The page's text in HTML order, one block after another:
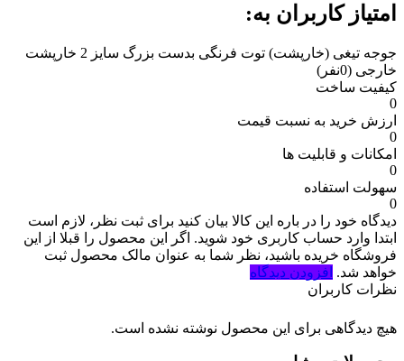
امتیاز کاربران به:
جوجه تیغی (خارپشت) توت فرنگی بدست بزرگ سایز 2 خارپشت
خارجی (0نفر)
کیفیت ساخت
0
ارزش خرید به نسبت قیمت
0
امکانات و قابلیت ها
0
سهولت استفاده
0
دیدگاه خود را در باره این کالا بیان کنید برای ثبت نظر، لازم است
ابتدا وارد حساب کاربری خود شوید. اگر این محصول را قبلا از این
فروشگاه خریده باشید، نظر شما به عنوان مالک محصول ثبت
خواهد شد. افزودن دیدگاه
نظرات کاربران
هیچ دیدگاهی برای این محصول نوشته نشده است.